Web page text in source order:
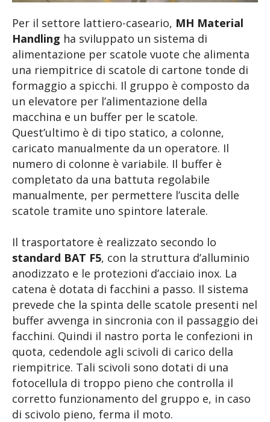
Per il settore lattiero-caseario, MH Material
Handling ha sviluppato un sistema di
alimentazione per scatole vuote che alimenta
una riempitrice di scatole di cartone tonde di
formaggio a spicchi. Il gruppo è composto da
un elevatore per l’alimentazione della
macchina e un buffer per le scatole.
Quest’ultimo è di tipo statico, a colonne,
caricato manualmente da un operatore. Il
numero di colonne è variabile. Il buffer è
completato da una battuta regolabile
manualmente, per permettere l’uscita delle
scatole tramite uno spintore laterale.
Il trasportatore è realizzato secondo lo
standard BAT F5, con la struttura d’alluminio
anodizzato e le protezioni d’acciaio inox. La
catena è dotata di facchini a passo. Il sistema
prevede che la spinta delle scatole presenti nel
buffer avvenga in sincronia con il passaggio dei
facchini. Quindi il nastro porta le confezioni in
quota, cedendole agli scivoli di carico della
riempitrice. Tali scivoli sono dotati di una
fotocellula di troppo pieno che controlla il
corretto funzionamento del gruppo e, in caso
di scivolo pieno, ferma il moto.